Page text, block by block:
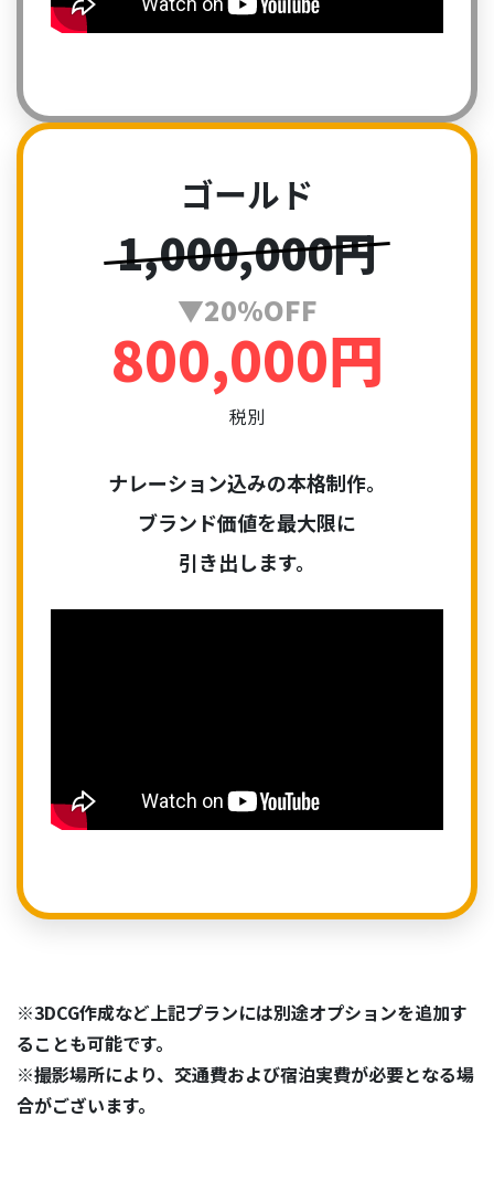
ゴールド
1,000,000円
▼20%OFF
800,000円
税別
ナレーション込みの本格制作。
ブランド価値を最大限に
引き出します。
※3DCG作成など上記プランには別途オプションを追加す
ることも可能です。
※撮影場所により、交通費および宿泊実費が必要となる場
合がございます。